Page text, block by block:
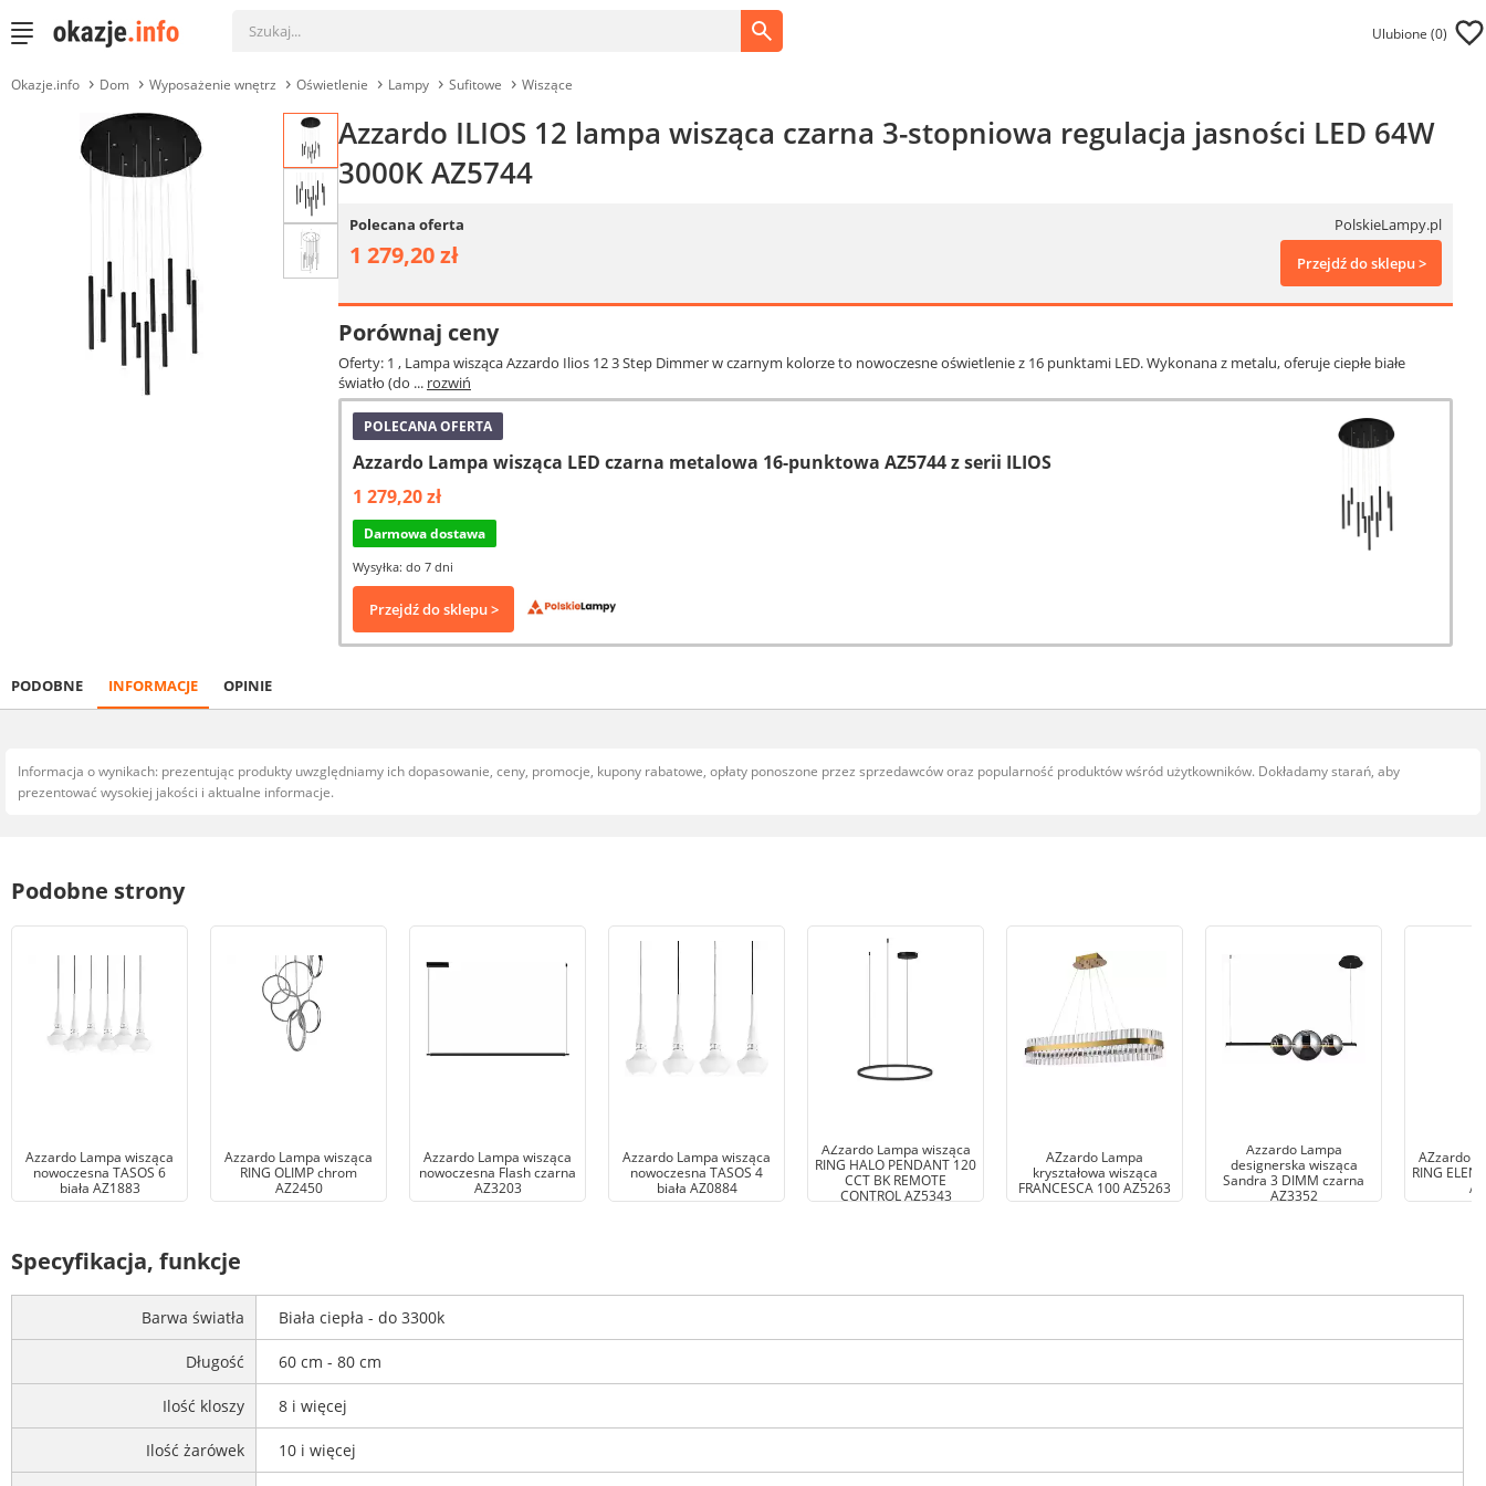
Ulubione (0)
Okazje.info Dom Wyposażenie wnętrz Oświetlenie Lampy Sufitowe Wiszące
Azzardo ILIOS 12 lampa wisząca czarna 3-stopniowa regulacja jasności LED 64W
3000K AZ5744
Polecana oferta PolskieLampy.pl
1 279,20 zł Przejdź do sklepu >
Porównaj ceny
Oferty: 1 , Lampa wisząca Azzardo Ilios 12 3 Step Dimmer w czarnym kolorze to nowoczesne oświetlenie z 16 punktami LED. Wykonana z metalu, oferuje ciepłe białe
światło (do ... rozwiń
POLECANA OFERTA
Azzardo Lampa wisząca LED czarna metalowa 16-punktowa AZ5744 z serii ILIOS
1 279,20 zł
Darmowa dostawa
Wysyłka: do 7 dni
Przejdź do sklepu >
PODOBNE INFORMACJE OPINIE
Informacja o wynikach: prezentując produkty uwzględniamy ich dopasowanie, ceny, promocje, kupony rabatowe, opłaty ponoszone przez sprzedawców oraz popularność produktów wśród użytkowników. Dokładamy starań, aby
prezentować wysokiej jakości i aktualne informacje.
Podobne strony
Azzardo Lampa wisząca
nowoczesna TASOS 6
biała AZ1883
Azzardo Lampa wisząca
RING OLIMP chrom
AZ2450
Azzardo Lampa wisząca
nowoczesna Flash czarna
AZ3203
Azzardo Lampa wisząca
nowoczesna TASOS 4
biała AZ0884
AZzardo Lampa wisząca
RING HALO PENDANT 120
CCT BK REMOTE
CONTROL AZ5343
AZzardo Lampa
kryształowa wisząca
FRANCESCA 100 AZ5263
Azzardo Lampa
designerska wisząca
Sandra 3 DIMM czarna
AZ3352
AZzardo
RING
Specyfikacja, funkcje
Barwa światła Biała ciepła - do 3300k
Długość 60 cm - 80 cm
Ilość kloszy 8 i więcej
Ilość żarówek 10 i więcej